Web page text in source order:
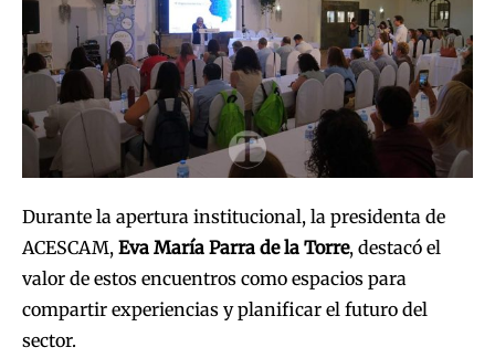
Durante la apertura institucional, la presidenta de
ACESCAM, Eva María Parra de la Torre, destacó el
valor de estos encuentros como espacios para
compartir experiencias y planificar el futuro del
sector.